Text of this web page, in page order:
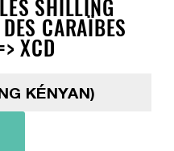
SHILLING
CARAÏBES
XCD
KÉNYAN)